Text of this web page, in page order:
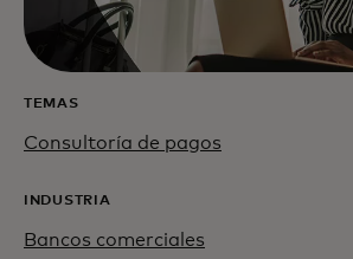
TEMAS
Consultoría de pagos
INDUSTRIA
Bancos comerciales